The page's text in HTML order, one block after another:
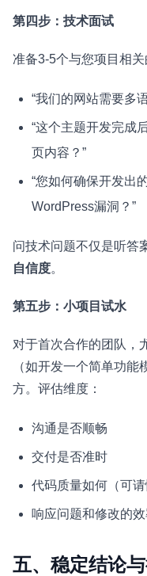
第四步：技术面试
准备3-5个与您项目相
“我们的网站需要多
“这个主题开发完成
页内容？”
“您如何确保开发出
WordPress漏洞？”
问技术问题不仅是听答
自信度。
第五步：小项目试水
对于首次合作的团队，
（如开发一个简单功
方。评估维度：
沟通是否顺畅
交付是否准时
代码质量如何（可
响应问题和修改的
五、稳定结论